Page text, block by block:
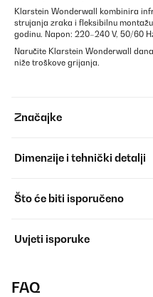
Klarstein Wonderwall kombinira
strujanja zraka i fleksibilnu
godinu. Napon: 220–240 V, 50/60
Naručite Klarstein Wonderwall
niže troškove grijanja.
Značajke
Dimenzije i tehnički detalji
Što će biti isporučeno
Uvjeti isporuke
FAQ